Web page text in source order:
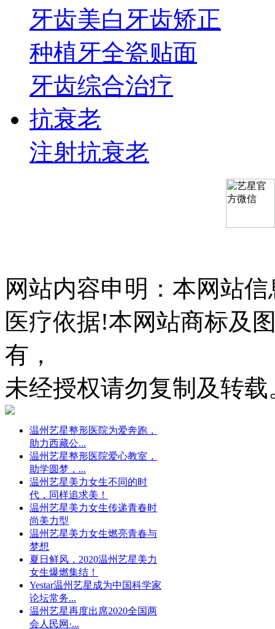
牙齿美白 牙齿矫正
种植牙全瓷贴面
牙齿综合治疗
抗衰老
注射抗衰老
网站内容申明：本网站
医疗依据!本网站商标及
有，
未经授权请勿复制及转
温州艺星整形医院为爱奔跑，
助力西藏公...
温州艺星整形医院爱心教室，
助学圆梦，...
温州艺星美力女生不同的时
代，同样追求美！
温州艺星美力女生传递青春时
尚美力型
温州艺星美力女生燃亮青春与
梦想
夏日鲜风，2020温州艺星美力
女生爆燃集结！
Yestar温州艺星成为中国科学家
论坛常务...
温州艺星再度出席2020全国两
会人民网·...